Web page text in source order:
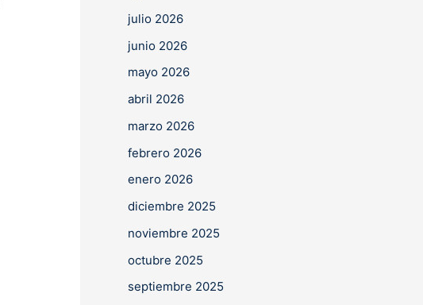
julio 2026
junio 2026
mayo 2026
abril 2026
marzo 2026
febrero 2026
enero 2026
diciembre 2025
noviembre 2025
octubre 2025
septiembre 2025